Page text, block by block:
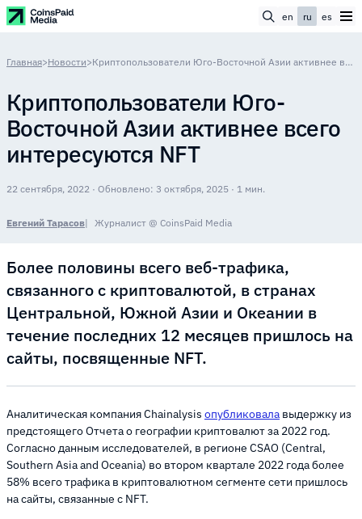
en ru es
Главная>Новости> Криптопользователи Юго-Восточной Азии активнее всего интересуются NFT
Криптопользователи Юго-
Восточной Азии активнее всего
интересуются NFT
22 сентября, 2022 · Обновлено: 3 октября, 2025 · 1 мин.
Евгений Тарасов Журналист @ CoinsPaid Media
Более половины всего веб-трафика,
связанного с криптовалютой, в странах
Центральной, Южной Азии и Океании в
течение последних 12 месяцев пришлось на
сайты, посвященные NFT.
Аналитическая компания Chainalysis опубликовала выдержку из
предстоящего Отчета о географии криптовалют за 2022 год.
Согласно данным исследователей, в регионе CSAO (Central,
Southern Asia and Oceania) во втором квартале 2022 года более
58% всего трафика в криптовалютном сегменте сети пришлось
на сайты, связанные с NFT.